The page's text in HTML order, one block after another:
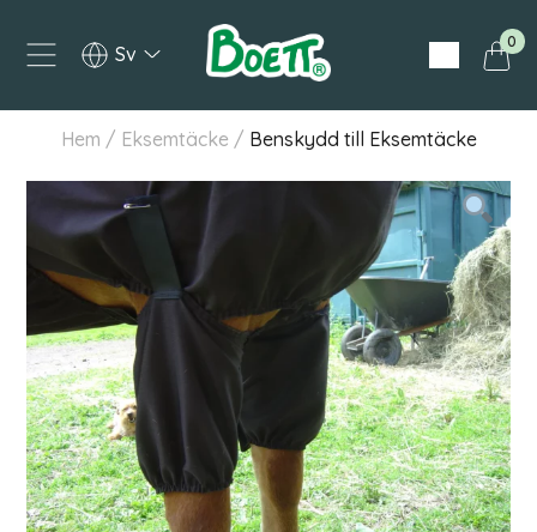
Svenska
0
Hem / Eksemtäcke / Benskydd till Eksemtäcke